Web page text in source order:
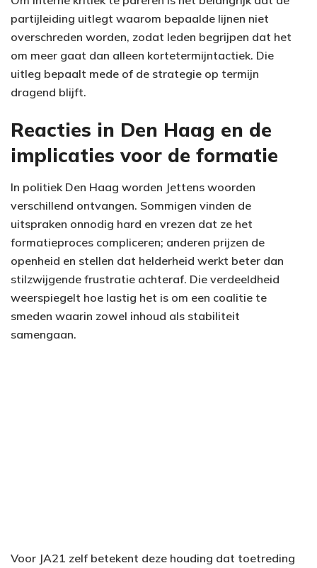
partijleiding uitlegt waarom bepaalde lijnen niet
overschreden worden, zodat leden begrijpen dat het
om meer gaat dan alleen kortetermijntactiek. Die
uitleg bepaalt mede of de strategie op termijn
dragend blijft.
Reacties in Den Haag en de
implicaties voor de formatie
In politiek Den Haag worden Jettens woorden
verschillend ontvangen. Sommigen vinden de
uitspraken onnodig hard en vrezen dat ze het
formatieproces compliceren; anderen prijzen de
openheid en stellen dat helderheid werkt beter dan
stilzwijgende frustratie achteraf. Die verdeeldheid
weerspiegelt hoe lastig het is om een coalitie te
smeden waarin zowel inhoud als stabiliteit
samengaan.
Voor JA21 zelf betekent deze houding dat toetreding